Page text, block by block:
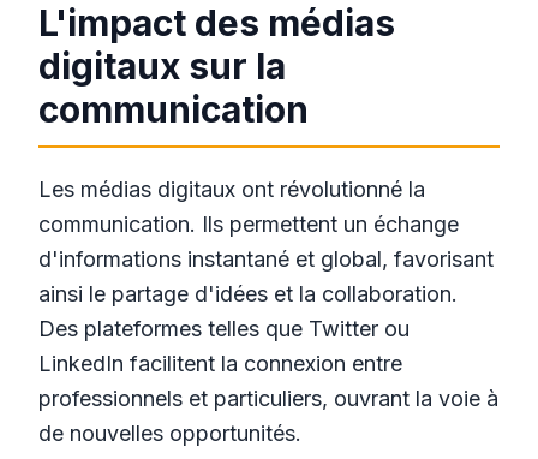
L'impact des médias
digitaux sur la
communication
Les médias digitaux ont révolutionné la
communication. Ils permettent un échange
d'informations instantané et global, favorisant
ainsi le partage d'idées et la collaboration.
Des plateformes telles que Twitter ou
LinkedIn facilitent la connexion entre
professionnels et particuliers, ouvrant la voie à
de nouvelles opportunités.